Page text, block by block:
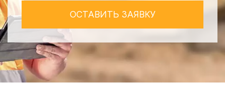
ОСТАВИТЬ ЗАЯВКУ